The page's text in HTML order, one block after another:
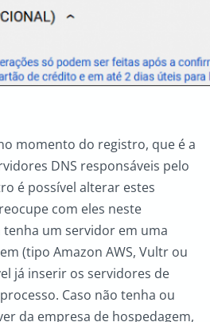
momento do registro, que é a
DNS responsáveis pelo
é possível alterar estes
com eles neste
um servidor em uma
(tipo Amazon AWS, Vultr ou
já inserir os servidores de
Caso não tenha ou
da empresa de hospedagem,